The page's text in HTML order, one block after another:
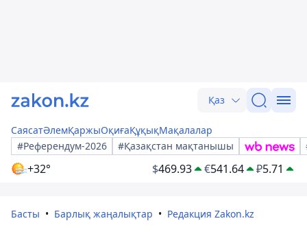
Қаз
СаясатӘлемҚаржыОқиғаҚұқықМақалалар
#Референдум-2026
#Қазақстан мақтанышы
+32° $469.93 €541.64 ₽5.71
Басты Барлық жаңалықтар Редакция Zakon.kz